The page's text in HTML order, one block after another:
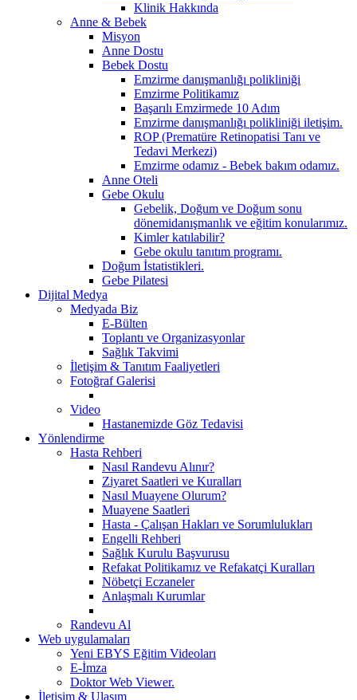
Klinik Hakkında
Anne & Bebek
Misyon
Anne Dostu
Bebek Dostu
Emzirme danışmanlığı polikliniği
Emzirme Politikamız
Başarılı Emzirmede 10 Adım
Emzirme danışmanlığı polikliniği iletişim.
ROP (Prematüre Retinopatisi Tanı ve
Tedavi Merkezi)
Emzirme odamız - Bebek bakım odamız.
Anne Oteli
Gebe Okulu
Gebelik, Doğum ve Doğum sonu
dönemidanışmanlık ve eğitim konularımız.
Kimler katılabilir?
Gebe okulu tanıtım programı.
Doğum İstatistikleri.
Gebe Pilatesi
Dijital Medya
Medyada Biz
E-Bülten
Toplantı ve Organizasyonlar
Sağlık Takvimi
İletişim & Tanıtım Faaliyetleri
Fotoğraf Galerisi
Video
Hastanemizde Göz Tedavisi
Yönlendirme
Hasta Rehberi
Nasıl Randevu Alınır?
Ziyaret Saatleri ve Kuralları
Nasıl Muayene Olurum?
Muayene Saatleri
Hasta - Çalışan Hakları ve Sorumlulukları
Engelli Rehberi
Sağlık Kurulu Başvurusu
Refakat Politikamız ve Refakatçi Kuralları
Nöbetçi Eczaneler
Anlaşmalı Kurumlar
Randevu Al
Web uygulamaları
Yeni EBYS Eğitim Videoları
E-İmza
Doktor Web Viewer.
İletişim & Ulaşım